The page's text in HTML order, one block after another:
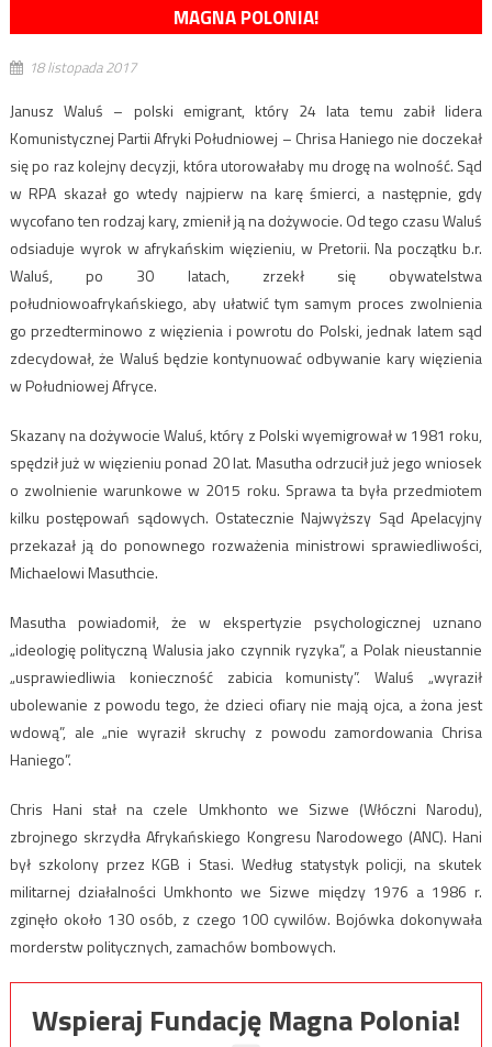
MAGNA POLONIA!
18 listopada 2017
Janusz Waluś – polski emigrant, który 24 lata temu zabił lidera
Komunistycznej Partii Afryki Południowej – Chrisa Haniego nie doczekał
się po raz kolejny decyzji, która utorowałaby mu drogę na wolność. Sąd
w RPA skazał go wtedy najpierw na karę śmierci, a następnie, gdy
wycofano ten rodzaj kary, zmienił ją na dożywocie. Od tego czasu Waluś
odsiaduje wyrok w afrykańskim więzieniu, w Pretorii. Na początku b.r.
Waluś, po 30 latach, zrzekł się obywatelstwa
południowoafrykańskiego, aby ułatwić tym samym proces zwolnienia
go przedterminowo z więzienia i powrotu do Polski, jednak latem sąd
zdecydował, że Waluś będzie kontynuować odbywanie kary więzienia
w Południowej Afryce.
Skazany na dożywocie Waluś, który z Polski wyemigrował w 1981 roku,
spędził już w więzieniu ponad 20 lat. Masutha odrzucił już jego wniosek
o zwolnienie warunkowe w 2015 roku. Sprawa ta była przedmiotem
kilku postępowań sądowych. Ostatecznie Najwyższy Sąd Apelacyjny
przekazał ją do ponownego rozważenia ministrowi sprawiedliwości,
Michaelowi Masuthcie.
Masutha powiadomił, że w ekspertyzie psychologicznej uznano
„ideologię polityczną Walusia jako czynnik ryzyka”, a Polak nieustannie
„usprawiedliwia konieczność zabicia komunisty”. Waluś „wyraził
ubolewanie z powodu tego, że dzieci ofiary nie mają ojca, a żona jest
wdową”, ale „nie wyraził skruchy z powodu zamordowania Chrisa
Haniego”.
Chris Hani stał na czele Umkhonto we Sizwe (Włóczni Narodu),
zbrojnego skrzydła Afrykańskiego Kongresu Narodowego (ANC). Hani
był szkolony przez KGB i Stasi. Według statystyk policji, na skutek
militarnej działalności Umkhonto we Sizwe między 1976 a 1986 r.
zginęło około 130 osób, z czego 100 cywilów. Bojówka dokonywała
morderstw politycznych, zamachów bombowych.
Wspieraj Fundację Magna Polonia!